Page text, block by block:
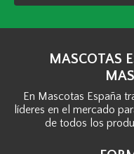
MASCOTAS
En Mascotas España
líderes en el mercado
de todos los